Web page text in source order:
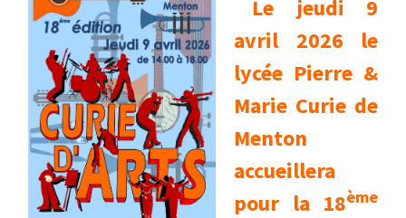
Le jeudi 9
avril 2026 le
lycée Pierre &
Marie Curie de
Menton
accueillera
pour la 18ème